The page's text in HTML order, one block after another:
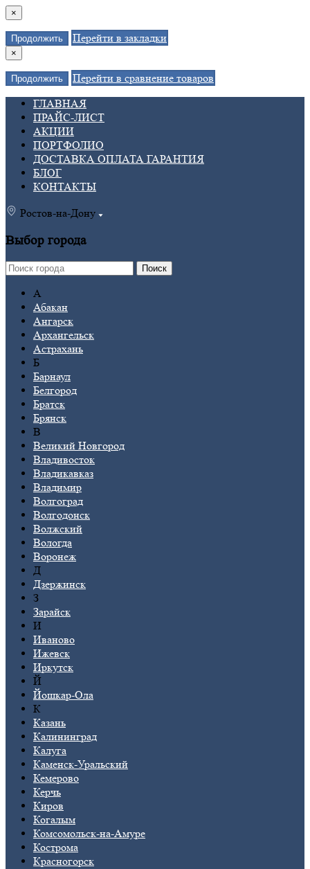
×
Продолжить Перейти в закладки
×
Продолжить
Перейти в сравнение товаров
ГЛАВНАЯ
ПРАЙС-ЛИСТ
АКЦИИ
ПОРТФОЛИО
ДОСТАВКА ОПЛАТА ГАРАНТИЯ
БЛОГ
КОНТАКТЫ
Ростов-на-Дону
Выбор города
Поиск
А
Абакан
Ангарск
Архангельск
Астрахань
Б
Барнаул
Белгород
Братск
Брянск
В
Великий Новгород
Владивосток
Владикавказ
Владимир
Волгоград
Волгодонск
Волжский
Вологда
Воронеж
Д
Дзержинск
З
Зарайск
И
Иваново
Ижевск
Иркутск
Й
Йошкар-Ола
К
Казань
Калининград
Калуга
Каменск-Уральский
Кемерово
Керчь
Киров
Когалым
Комсомольск-на-Амуре
Кострома
Красногорск